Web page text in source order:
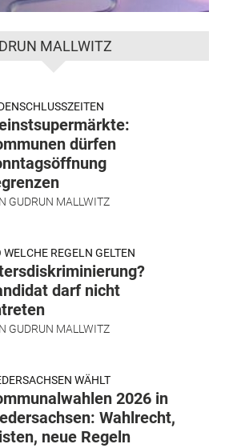
MALLWITZ
dürfen
GUDRUN MALLWITZ
WELCHE REGELN GELTEN
darf nicht
GUDRUN MALLWITZ
WÄHLT
2026 in
Wahlrecht,
neue Regeln